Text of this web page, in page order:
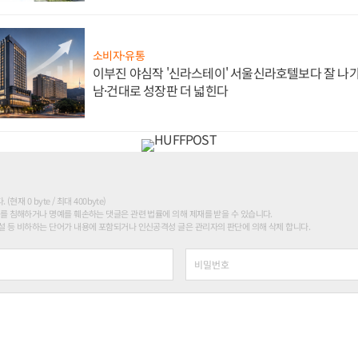
소비자·유통
이부진 야심작 '신라스테이' 서울신라호텔보다 잘 나
남·건대로 성장판 더 넓힌다
. (현재 0 byte / 최대 400byte)
침해하거나 명예를 훼손하는 댓글은 관련 법률에 의해 제재를 받을 수 있습니다.
등 비하하는 단어가 내용에 포함되거나 인신공격성 글은 관리자의 판단에 의해 삭제 합니다.